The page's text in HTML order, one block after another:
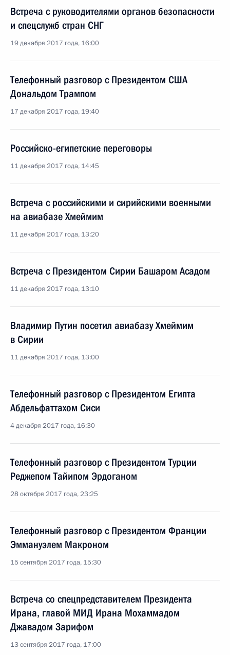
Встреча с руководителями органов безопасности
и спецслужб стран СНГ
19 декабря 2017 года, 16:00
Телефонный разговор с Президентом США
Дональдом Трампом
17 декабря 2017 года, 19:40
Российско-египетские переговоры
11 декабря 2017 года, 14:45
Встреча с российскими и сирийскими военными
на авиабазе Хмеймим
11 декабря 2017 года, 13:20
Встреча с Президентом Сирии Башаром Асадом
11 декабря 2017 года, 13:10
Владимир Путин посетил авиабазу Хмеймим
в Сирии
11 декабря 2017 года, 13:00
Телефонный разговор с Президентом Египта
Абдельфаттахом Сиси
4 декабря 2017 года, 16:30
Телефонный разговор с Президентом Турции
Реджепом Тайипом Эрдоганом
28 октября 2017 года, 23:25
Телефонный разговор с Президентом Франции
Эммануэлем Макроном
15 сентября 2017 года, 15:30
Встреча со спецпредставителем Президента
Ирана, главой МИД Ирана Мохаммадом
Джавадом Зарифом
13 сентября 2017 года, 17:00